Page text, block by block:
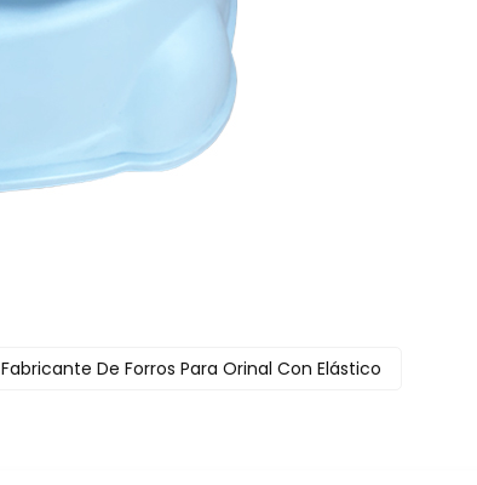
Fabricante De Forros Para Orinal Con Elástico